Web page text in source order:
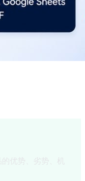
优势、劣势、机